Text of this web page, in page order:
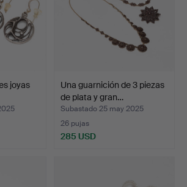
joyas
Una guarnición de 3 piezas
de plata y gran…
Subastado 25 may 2025
26 pujas
285 USD